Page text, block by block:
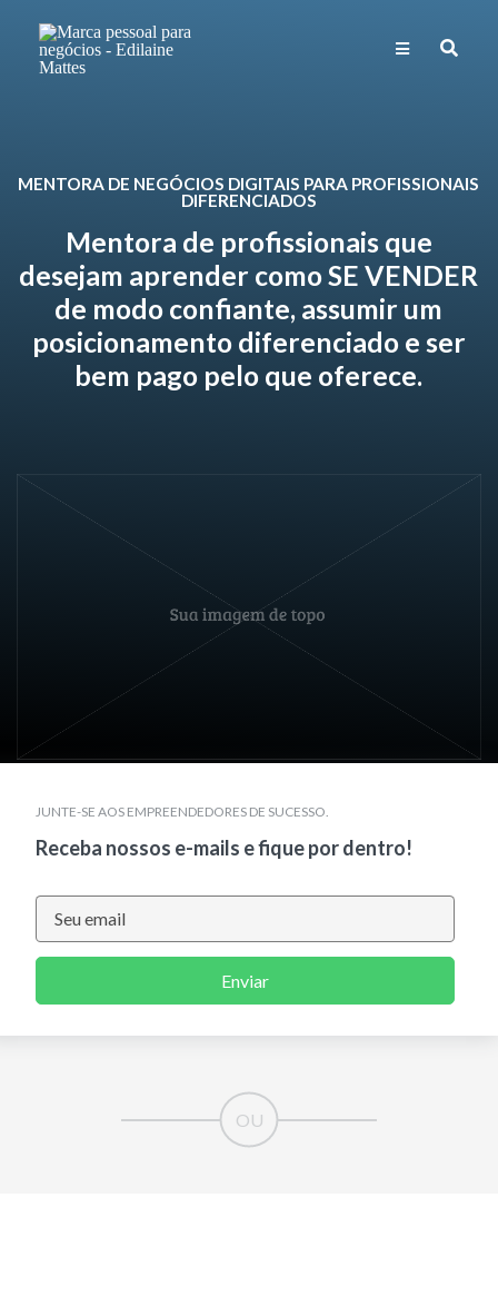
MENTORA DE NEGÓCIOS DIGITAIS PARA PROFISSIONAIS
DIFERENCIADOS
Mentora de profissionais que
desejam aprender como SE VENDER
de modo confiante, assumir um
posicionamento diferenciado e ser
bem pago pelo que oferece.
JUNTE-SE AOS EMPREENDEDORES DE SUCESSO.
Receba nossos e-mails e fique por dentro!
Enviar